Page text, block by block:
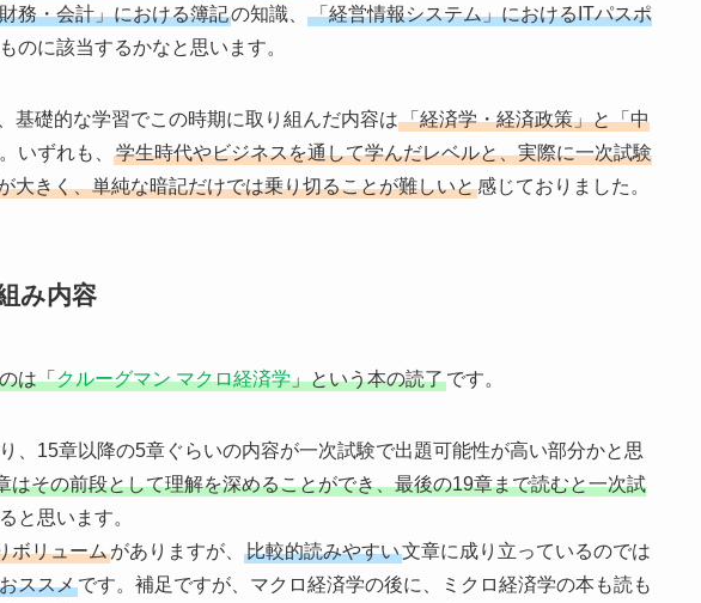
務・会計」における簿記の知識、
「経営情報システム」におけるITパスポ
のに該当するかなと思います。
基礎的な学習でこの時期に取り組んだ内容は「経済学・経済政策」と「中
いずれも、
学生時代やビジネスを通して学んだレベルと、実際に一次試験
大きく、単純な暗記だけでは乗り切ることが難しいと感じておりました。
み内容
は「クルーグマン マクロ経済学」という本の読了です。
、15章以降の5章ぐらいの内容が一次試験で出題可能性が高い部分かと思
はその前段として理解を深めることができ、最後の19章まで読むと一次試
と思います。
ボリュームがありますが、 比較的読みやすい文章に成り立っているのでは
ススメです。補足ですが、マクロ経済学の後に、ミクロ経済学の本も読も